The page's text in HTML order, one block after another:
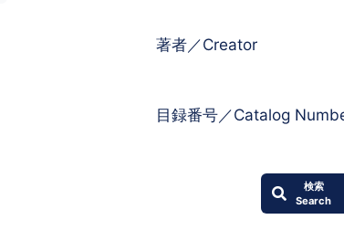
著者／Creator
目録番号／Catalog
検索
Search